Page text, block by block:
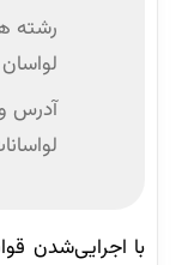
رشته
لواسان ۱۴۰۲
آدرس
با اجرایی‌شدن